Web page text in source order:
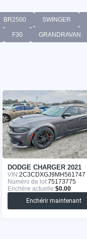
BR2500 SWINGER
F30 GRANDRAVAN
DODGE CHARGER 2021
VIN:2C3CDXGJ9MH561747
Numéro de lot:75173775
Enchère actuelle:$0.00
Enchérir maintenant